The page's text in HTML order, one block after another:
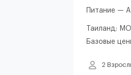
Питание — AI
Таиланд:
Базовые
2